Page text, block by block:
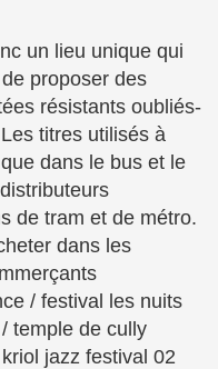
un lieu unique qui
proposer des
résistants oubliés-
titres utilisés à
dans le bus et le
de tram et de métro.
dans les
/ festival les nuits
temple de cully
jazz festival 02